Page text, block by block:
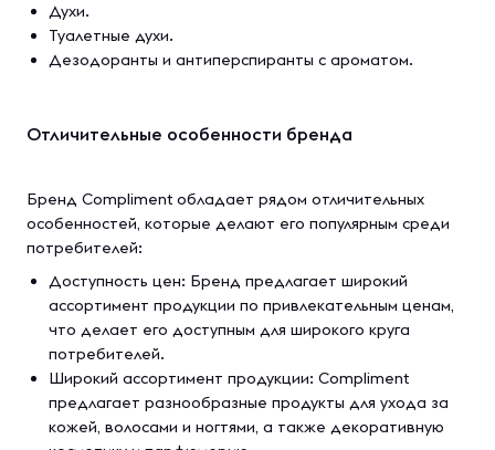
Духи.
Туалетные духи.
Дезодоранты и антиперспиранты с ароматом.
Отличительные особенности бренда
Бренд Compliment обладает рядом отличительных
особенностей, которые делают его популярным среди
потребителей:
Доступность цен: Бренд предлагает широкий
ассортимент продукции по привлекательным ценам,
что делает его доступным для широкого круга
потребителей.
Широкий ассортимент продукции: Compliment
предлагает разнообразные продукты для ухода за
кожей, волосами и ногтями, а также декоративную